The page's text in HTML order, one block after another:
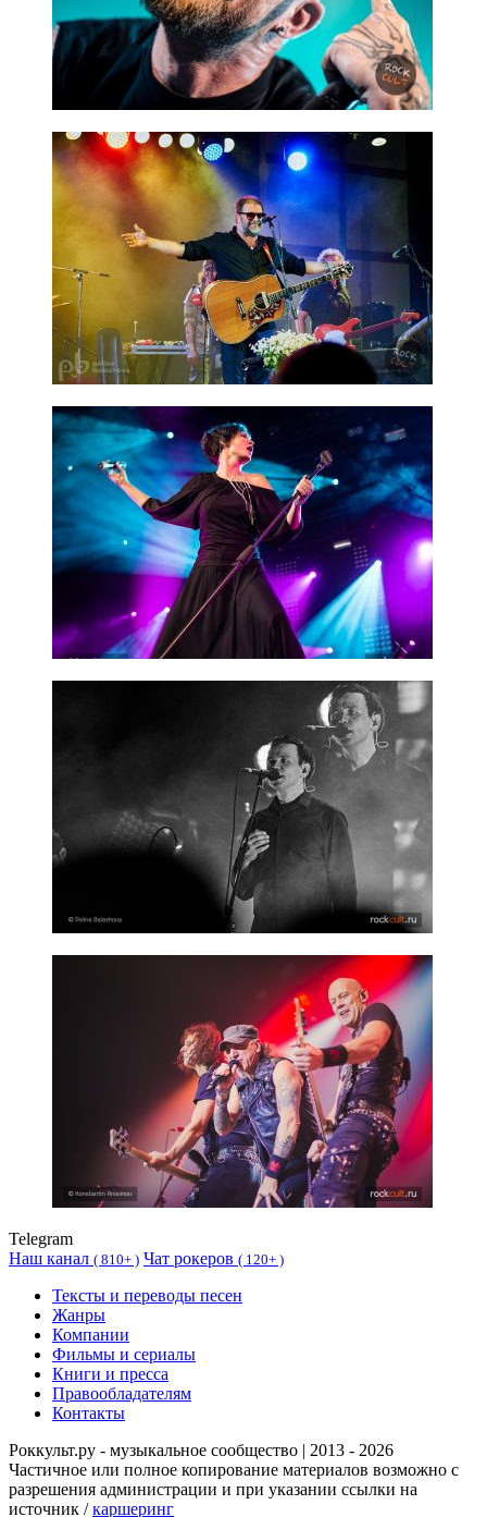
Telegram
Наш канал ( 810+ ) Чат рокеров ( 120+ )
Тексты и переводы песен
Жанры
Компании
Фильмы и сериалы
Книги и пресса
Правообладателям
Контакты
Роккульт.ру - музыкальное сообщество | 2013 - 2026
Частичное или полное копирование материалов возможно с
разрешения администрации и при указании ссылки на
источник /каршеринг